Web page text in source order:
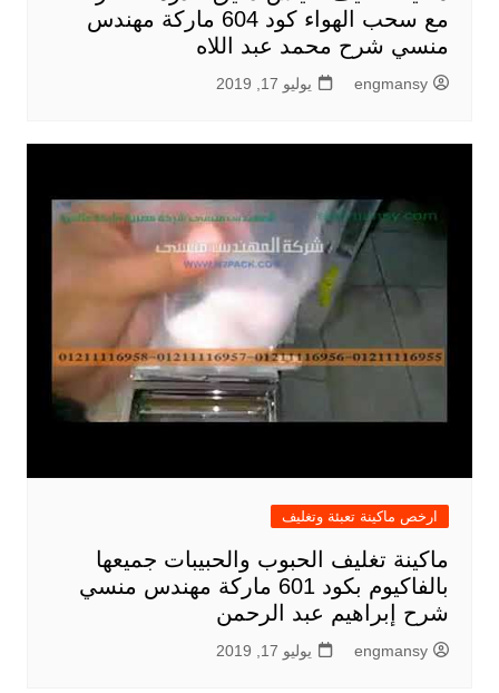
مع سحب الهواء كود 604 ماركة مهندس
منسي شرح محمد عبد اللاه
engmansy يوليو 17, 2019
ارخص ماكينة تعبئة وتغليف
ماكينة تغليف الحبوب والحبيبات جميعها
بالفاكيوم بكود 601 ماركة مهندس منسي
شرح إبراهيم عبد الرحمن
engmansy يوليو 17, 2019